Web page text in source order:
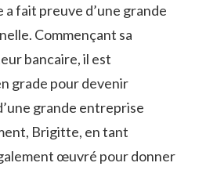
fait preuve d’une grande
Commençant sa
bancaire, il est
grade pour devenir
grande entreprise
Brigitte, en tant
œuvré pour donner